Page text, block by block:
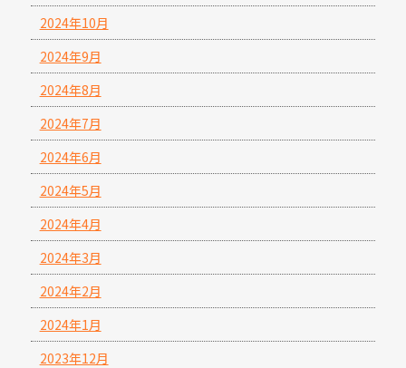
2024年10月
2024年9月
2024年8月
2024年7月
2024年6月
2024年5月
2024年4月
2024年3月
2024年2月
2024年1月
2023年12月